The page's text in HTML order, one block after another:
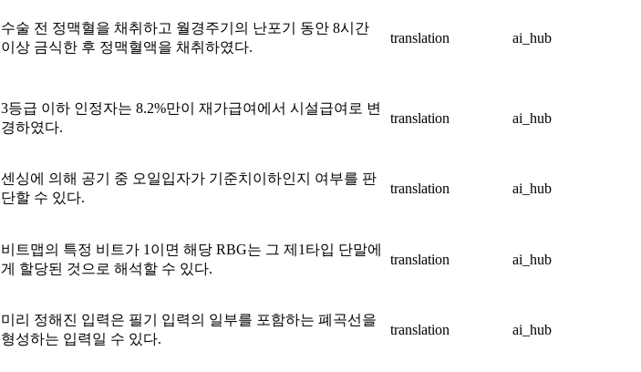
수술 전 정맥혈을 채취하고 월경주기의 난포기 동안 8시간
이상 금식한 후 정맥혈액을 채취하였다.
translation ai_hub
3등급 이하 인정자는 8.2%만이 재가급여에서 시설급여로 변
경하였다.
translation ai_hub
센싱에 의해 공기 중 오일입자가 기준치이하인지 여부를 판
단할 수 있다.
translation ai_hub
비트맵의 특정 비트가 1이면 해당 RBG는 그 제1타입 단말에
게 할당된 것으로 해석할 수 있다.
translation ai_hub
미리 정해진 입력은 필기 입력의 일부를 포함하는 폐곡선을
형성하는 입력일 수 있다.
translation ai_hub